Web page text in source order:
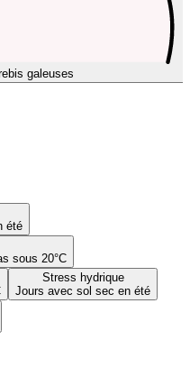
galeuses
été
sous 20°C
Stress hydrique
Jours avec sol sec en été